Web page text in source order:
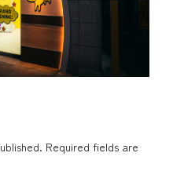
Required fields are